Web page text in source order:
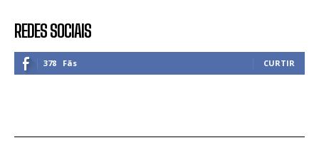
REDES SOCIAIS
378 Fãs CURTIR